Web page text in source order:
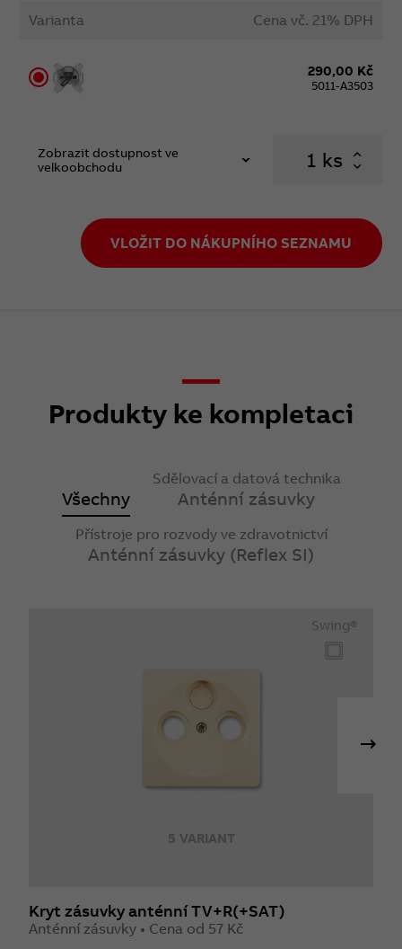
Varianta Cena vč. 21% DPH
290,00 Kč
5011-A3503
Zobrazit dostupnost ve
velkoobchodu
ks
VLOŽIT DO NÁKUPNÍHO SEZNAMU
Produkty ke kompletaci
Všechny
Sdělovací a datová technika
Anténní zásuvky
Přístroje pro rozvody ve zdravotnictví
Anténní zásuvky (Reflex SI)
5 VARIANT
Swing®
Kryt zásuvky anténní TV+R(+SAT)
Anténní zásuvky • Cena od 57 Kč